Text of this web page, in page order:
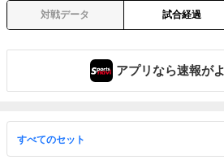
対戦データ 試合経過
アプリなら速報が